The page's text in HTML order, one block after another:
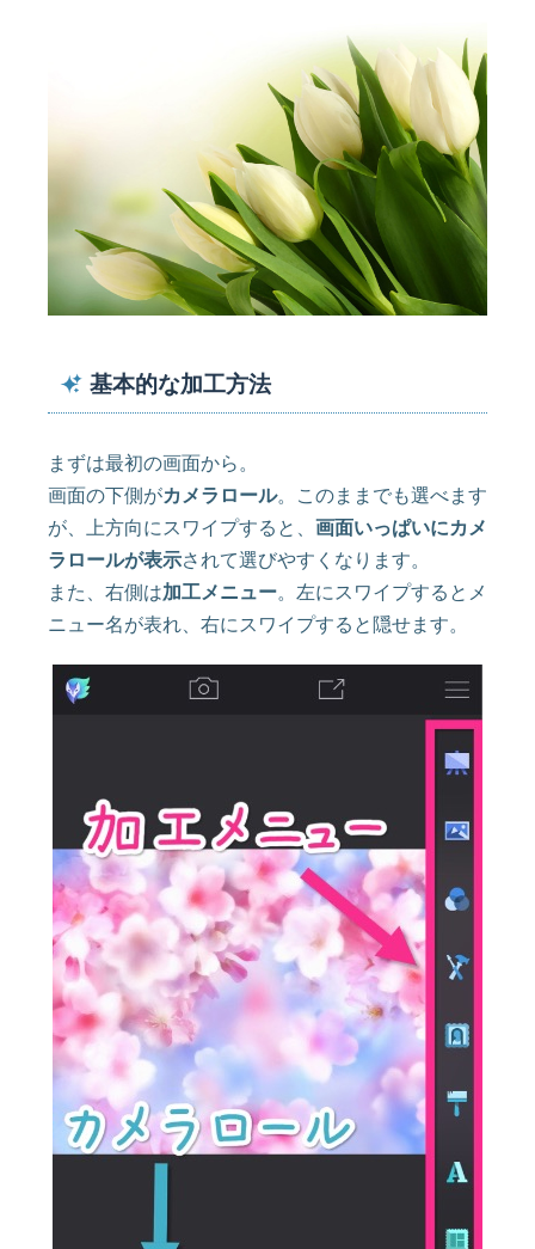
基本的な加工方法
まずは最初の画面から。
画面の下側がカメラロール。このままでも選べます
が、上方向にスワイプすると、 画面いっぱいにカメ
ラロールが表示されて選びやすくなります。
また、右側は加工メニュー。左にスワイプするとメ
ニュー名が表れ、右にスワイプすると隠せます。